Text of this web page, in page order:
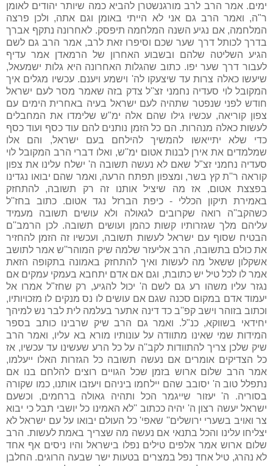
ימים. אמר הרב לרב מורגנשטרן להביא כמה שיותר יהודים לאומן
ר"ה, ואמר הרב גם אני לא הייתי באומן וגם אתה, ולכן פרצה
המלחמה, אם נגיע השנה המלחמה תיפסק. לאחרונה נתקף אברך
בדרך לכותל דרך שער שכם וסיפרו זאת לרב, אמר הרב גם לשם
הגיע השליטה שלהם ובשבוע האחרון של הרמאדן אמר עדיף
לעבור דרך שער יפו. כתוב שהגלות האחרונה היא גלות ישמעאל,
שיעשו כאלה צרות עד שיצעקו לה' וישמע ויענם. עכשיו מגלים איך
המקובל לוי סעדיה נחמני זצ''ל צדק בזה שאמר מסר לעם ישראל
חודש לפני שנפטר שתהיה לעם ישראל בעיה באחרית הימים עם
צפון קוריאה, עכשיו גילו שהם אלה ימ"ש שלימדו את המחבלים
לעשות כאלה מנהרות. הם כל הזמן נותנים להם עוד כסף ועוד כסף
כדי שלא יתייאשו להמשיך להילחם בעם ישראל, והם אלו
שמלמדים את אירן לבנות אטום ימ''ש, ואלו דברי הרב המקובל לוי
סעדיה נחמני זצ"ל שאם לא נעשה תשובה ה' ישלח עלינו את צפון
קוראה ר''ת קץ בשר, ומצפון תפתח הרעה, ואמר שהם יבואו נגדינו
בפצצת אטום, אז מה שיציל אותנו זה רק תשובה, להתחזק
באמירת תיקון הכללי - כיפת הברזל נגד אטום. כתוב בחז''ל
כשהקב''ה רואה שקרובים לגאולה ולא עושים תשובה מעמיד
עליהם מלך שגזרותיו קשות כהמן ועושים תשובה. לכן הרמב''ם
הבטיח שסוף עם ישראל לעשות תשובה, ועכשיו זה הזמן להחזיר
את כולם בתשובה, הרב אליעזר שלמה שיק המוהר''ש אמר לתושב
אשקלון ששאל מה לעשות ואיך להתחזק באמונה בתקופה הזאת
אמר לו לכל טיל יש כתובת, וגם אם אדם יתחבא בעמקי עמקים אם
נגזר עליו משהו רע גם לשם ה' יכול להגיע, רק שחז"ל אמרו אל
יעמוד אדם במקום סכנה שגם אם עושים לו נס מנקים לו מזכויותיו,
וכתוב בזוהר וישב קפ''ב כד דינה אתער בעלמה לית לבר נש למיהך
יחידאי בשווקא, כנ"ל. ואמר גם הרב שיק שרבינו כותב בספר
המידות שמי שאינו מתוודה על עונותיו מורא בא עליו, ואמר הרב
שיק שלכן צריך להתוודות לקב''ה על כל הרע שעשינו עד עכשיו, אז
כל הצדיקים אומרים אם נעשה תשובה כל הגזרות האלו ייעלמו,
אמר הרב שלום ארוש בזמן שכל הגויים רוצים להלחם בנו אם
נתפלל טוב ה' יסובב שהם יילחמו ביניהם ויעזבו אותנו, כמו שקורה
בסוריה. ה' יעזור שייגמר הכל ותהיה גאולה ברחמים, וכשעם
ישראל יעשה רצון ה' יהיה ככתוב ''לא האמינו כל יושבי תבל כי יבוא
צר ואויב בשערי ירושלים'' שאפי' כל העולם יבואו על עם ישראל לא
יצליחו עלינו והכל בתנאי אם נעשה מה שצריך באמת לעשות. הרב
שלום ארוש אמר אלפים טילים נפלו בישראל והיו ניסים אף אחד
לא נהרג, טיל אחד נפל במצרים בטעות ישר שבעה הרוגים. החלבן